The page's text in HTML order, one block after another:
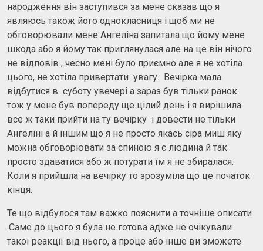
народження він заступився за мене сказав що я
являюсь також його однокласниця і щоб ми не
обговорювали мене Ангеліна запитала що йому мене
шкода або я йому так приглянулася але на це він нічого
не відповів , чесно мені було приємно але я не хотіла
цього, не хотіла привертати увагу. Вечірка мала
відбутися в суботу увечері а зараз був тільки ранок
тож у мене був попереду ще цілий день і я вирішила
все ж таки прийти на ту вечірку і довести не тільки
Ангеліні а й іншим що я не просто якась сіра миш яку
можна обговорювати за спиною я є людина й так
просто здаватися або ж потурати їм я не збиралася.
Коли я прийшла на вечірку то зрозуміла що це початок
кінця.
Те що відбулося там важко пояснити а точніше описати
.Саме до цього я була не готова адже не очікували
такої реакції від нього, а проце або інше ви зможете